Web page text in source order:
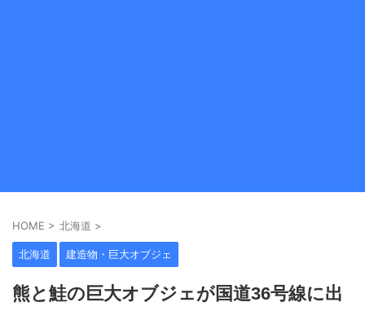
HOME > 北海道 >
北海道 建造物・巨大オブジェ
熊と鮭の巨大オブジェが国道36号線に出